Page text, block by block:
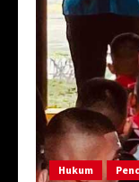
Hukum